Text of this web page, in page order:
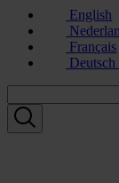
English
Français
Deutsch